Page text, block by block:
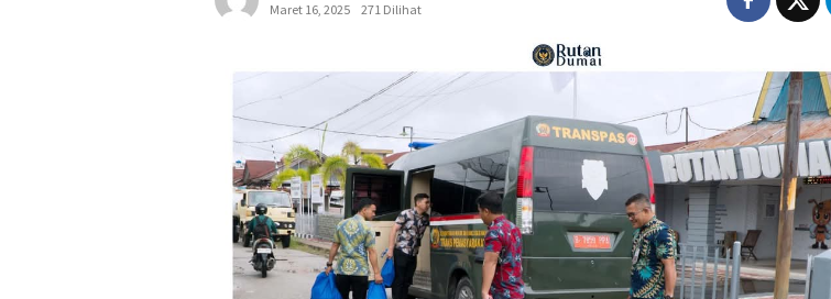
Maret 16, 2025
271 Dilihat